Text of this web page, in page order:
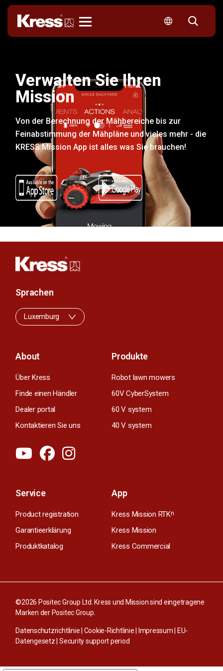
Verwalten Sie Ihren
Mission
Von der Berechnung der Mähbereiche bis zur
Feinabstimmung der Mähpläne und vieles mehr - die
KRESS Mission App ist alles was Sie brauchen!
About
Über Kress
Finde einen Händler
Dealer portal
Kontaktieren Sie uns
Produkte
Robot lawn mowers
60V CyberSystem
60 V system
40 V system
Service
Product registration
Garantieerklärung
Produktkatalog
App
Kress Mission RTKn
Kress Mission
Kress Commercial
Sprachen
Luxemburg
©2026 Positec Group Ltd. Kress und Mission sind eingetragene
Marken der Positec Group.
Datenschutzrichtlinie Cookie-Richtlinie Impressum
EU-
Datengesetz |Security support period